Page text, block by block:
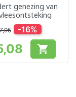
genezing van
-16%
Prijs 